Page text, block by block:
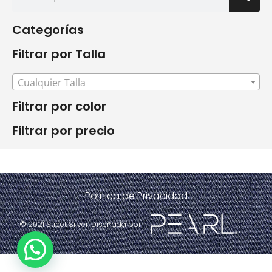
Categorías
Filtrar por Talla
Cualquier Talla
Filtrar por color
Filtrar por precio
© 2021 Street Silver. Diseñada por
Política de Privacidad